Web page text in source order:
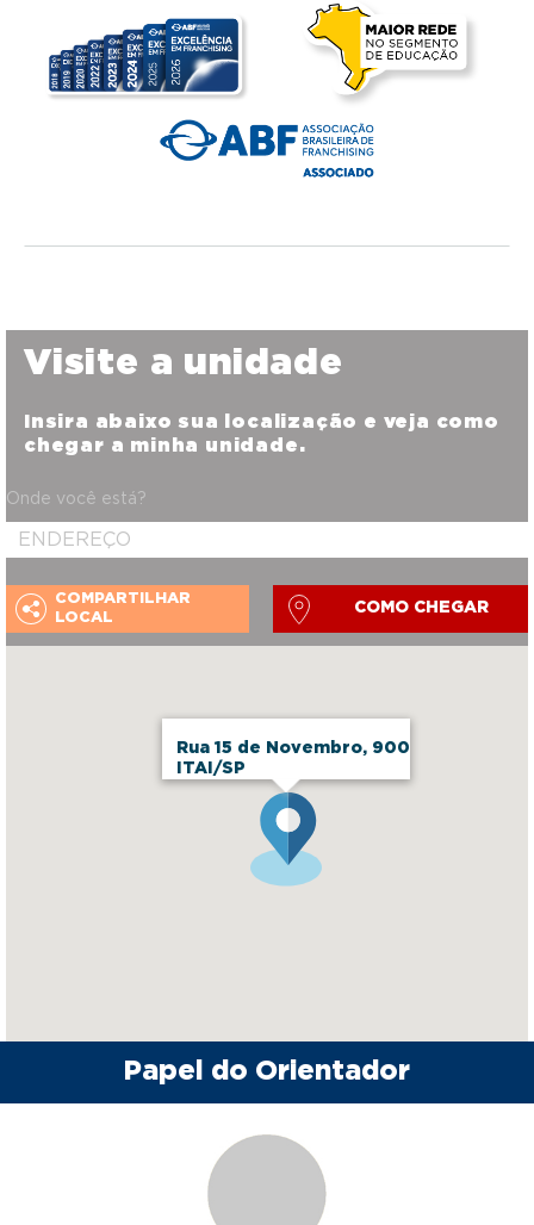
Rua 15 de Novembro, 900
ITAI/SP
Visite a unidade
Insira abaixo sua localização e veja como
chegar a minha unidade.
Onde você está?
COMPARTILHAR
LOCAL
COMO CHEGAR
Papel do Orientador